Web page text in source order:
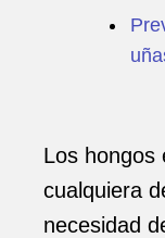
Los hongos
cualquiera
necesidad